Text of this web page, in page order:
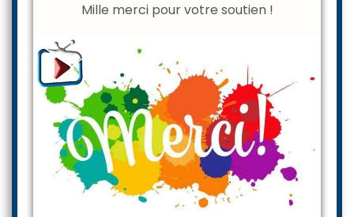
Mille merci pour votre soutien !